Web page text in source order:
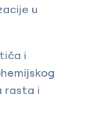
u
i
rasta i